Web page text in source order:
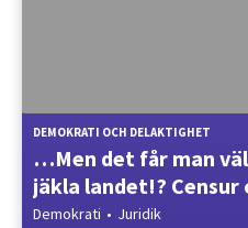
DEMOKRATI OCH DELAKTIGHET
…Men det får man
jäkla landet!? Censur
yttrandefrihetens
Demokrati Juridik